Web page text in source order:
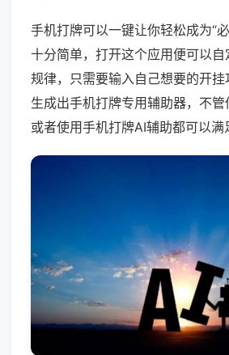
手机打牌可以一键让你轻松成为“
十分简单，打开这个应用便可以
规律，只需要输入自己想要的开
生成出手机打牌专用辅助器，不
或者使用手机打牌AI辅助都可以满